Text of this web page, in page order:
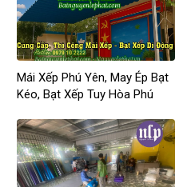
Mái Xếp Phú Yên, May Ép Bạt
Kéo, Bạt Xếp Tuy Hòa Phú